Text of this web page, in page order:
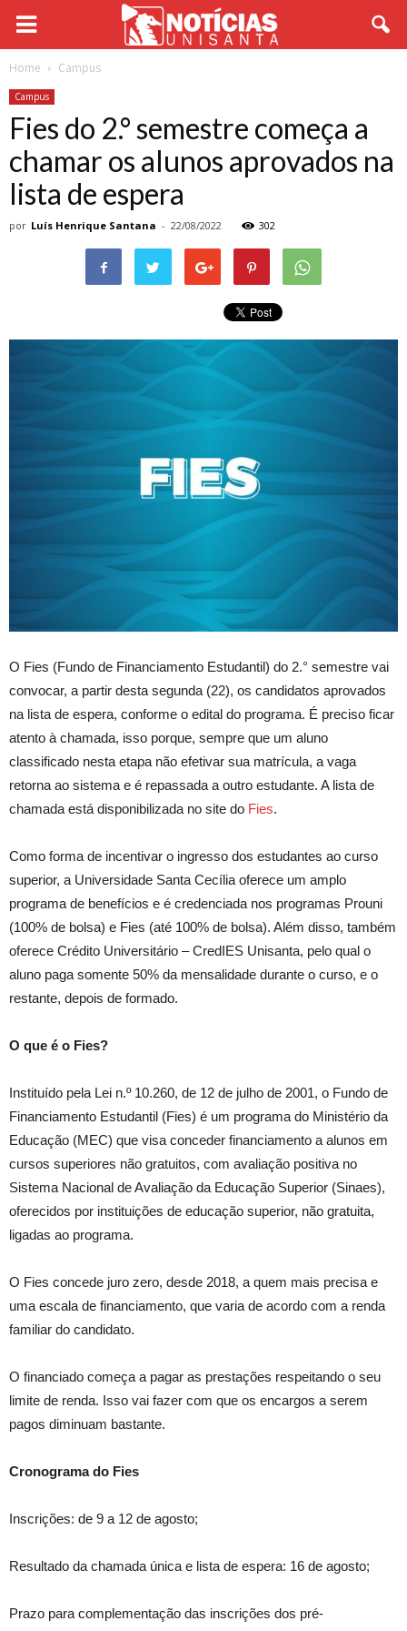
Home Campus
Campus
Fies do 2.° semestre começa a
chamar os alunos aprovados na
lista de espera
por Luís Henrique Santana - 22/08/2022 302
O Fies (Fundo de Financiamento Estudantil) do 2.° semestre vai
convocar, a partir desta segunda (22), os candidatos aprovados
na lista de espera, conforme o edital do programa. É preciso ficar
atento à chamada, isso porque, sempre que um aluno
classificado nesta etapa não efetivar sua matrícula, a vaga
retorna ao sistema e é repassada a outro estudante. A lista de
chamada está disponibilizada no site do Fies.
Como forma de incentivar o ingresso dos estudantes ao curso
superior, a Universidade Santa Cecília oferece um amplo
programa de benefícios e é credenciada nos programas Prouni
(100% de bolsa) e Fies (até 100% de bolsa). Além disso, também
oferece Crédito Universitário – CredIES Unisanta, pelo qual o
aluno paga somente 50% da mensalidade durante o curso, e o
restante, depois de formado.
O que é o Fies?
Instituído pela Lei n.º 10.260, de 12 de julho de 2001, o Fundo de
Financiamento Estudantil (Fies) é um programa do Ministério da
Educação (MEC) que visa conceder financiamento a alunos em
cursos superiores não gratuitos, com avaliação positiva no
Sistema Nacional de Avaliação da Educação Superior (Sinaes),
oferecidos por instituições de educação superior, não gratuita,
ligadas ao programa.
O Fies concede juro zero, desde 2018, a quem mais precisa e
uma escala de financiamento, que varia de acordo com a renda
familiar do candidato.
O financiado começa a pagar as prestações respeitando o seu
limite de renda. Isso vai fazer com que os encargos a serem
pagos diminuam bastante.
Cronograma do Fies
Inscrições: de 9 a 12 de agosto;
Resultado da chamada única e lista de espera: 16 de agosto;
Prazo para complementação das inscrições dos pré-